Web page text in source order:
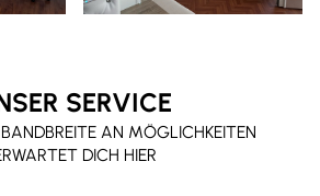
SERVICE
AN MÖGLICHKEITEN E
DICH HIER